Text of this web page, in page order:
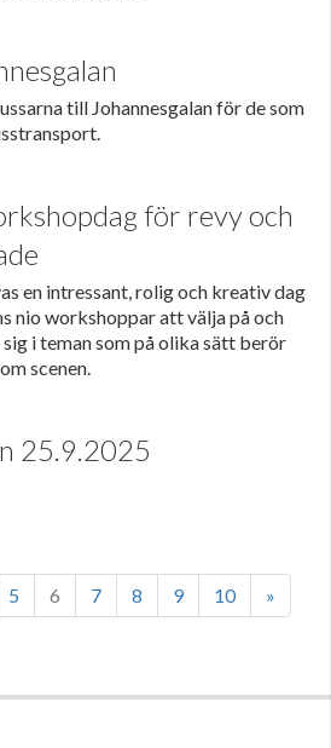
till Johannesgalan för de som
för revy och
en intressant, rolig och kreativ dag
nio workshoppar att välja på och
i teman som på olika sätt berör
scenen.
25.9.2025
5 6 7 8 9 10 »